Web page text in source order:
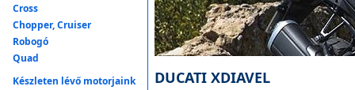
Cross
Chopper, Cruiser
Robogó
Quad
Készleten lévő motorjaink
DUCATI XDIAVEL